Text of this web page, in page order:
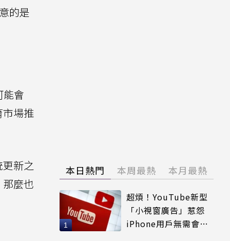
的是
能會
場推
新之
麼也
本日熱門 本周最熱 本月最熱
超煩！YouTube新型
「小視窗廣告」惹怨
iPhone用戶無需會員